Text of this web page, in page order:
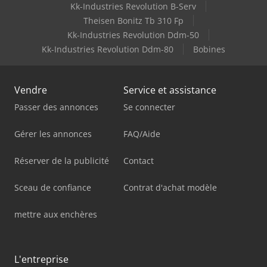
Kk-Industries Revolution B-Serv
Theisen Bonitz Tb 310 Fp
Kk-Industries Revolution Ddm-50
Kk-Industries Revolution Ddm-80
Bobines
Vendre
Passer des annonces
Gérer les annonces
Réserver de la publicité
Sceau de confiance
mettre aux enchères
Service et assistance
Se connecter
FAQ/Aide
Contact
Contrat d'achat modèle
L'entreprise